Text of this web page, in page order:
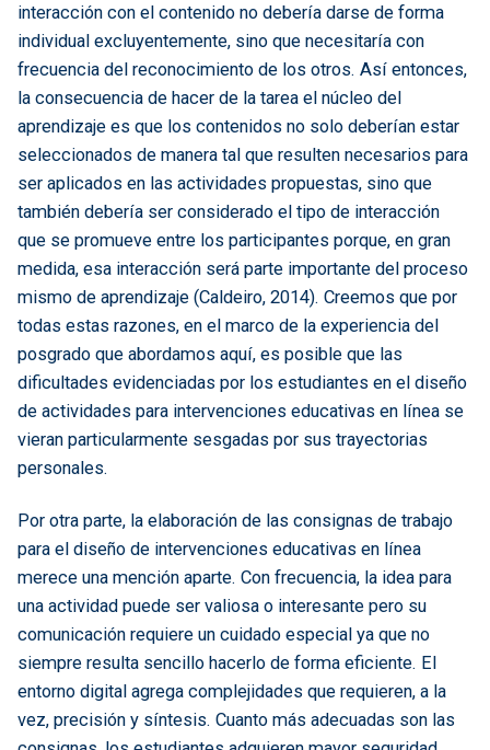
interacción con el contenido no debería darse de forma
individual excluyentemente, sino que necesitaría con
frecuencia del reconocimiento de los otros. Así entonces,
la consecuencia de hacer de la tarea el núcleo del
aprendizaje es que los contenidos no solo deberían estar
seleccionados de manera tal que resulten necesarios para
ser aplicados en las actividades propuestas, sino que
también debería ser considerado el tipo de interacción
que se promueve entre los participantes porque, en gran
medida, esa interacción será parte importante del proceso
mismo de aprendizaje (Caldeiro, 2014). Creemos que por
todas estas razones, en el marco de la experiencia del
posgrado que abordamos aquí, es posible que las
dificultades evidenciadas por los estudiantes en el diseño
de actividades para intervenciones educativas en línea se
vieran particularmente sesgadas por sus trayectorias
personales.
Por otra parte, la elaboración de las consignas de trabajo
para el diseño de intervenciones educativas en línea
merece una mención aparte. Con frecuencia, la idea para
una actividad puede ser valiosa o interesante pero su
comunicación requiere un cuidado especial ya que no
siempre resulta sencillo hacerlo de forma eficiente. El
entorno digital agrega complejidades que requieren, a la
vez, precisión y síntesis. Cuanto más adecuadas son las